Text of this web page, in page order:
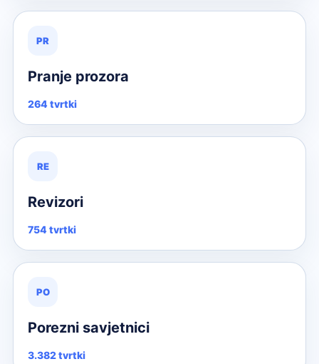
PR
Pranje prozora
264 tvrtki
RE
Revizori
754 tvrtki
PO
Porezni savjetnici
3.382 tvrtki